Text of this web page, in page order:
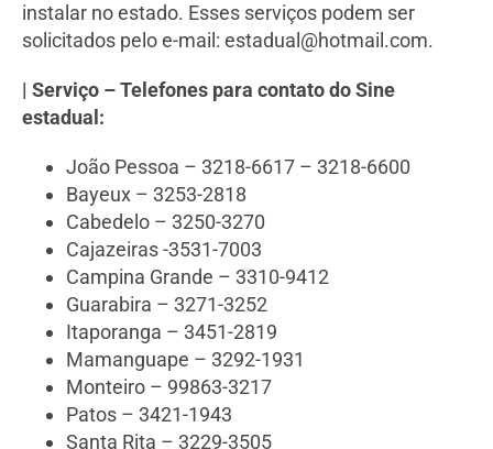
instalar no estado. Esses serviços podem ser
solicitados pelo e-mail: estadual@hotmail.com.
| Serviço – Telefones para contato do Sine
estadual:
João Pessoa – 3218-6617 – 3218-6600
Bayeux – 3253-2818
Cabedelo – 3250-3270
Cajazeiras -3531-7003
Campina Grande – 3310-9412
Guarabira – 3271-3252
Itaporanga – 3451-2819
Mamanguape – 3292-1931
Monteiro – 99863-3217
Patos – 3421-1943
Santa Rita – 3229-3505